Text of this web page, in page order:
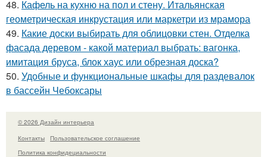
48. Кафель на кухню на пол и стену. Итальянская
геометрическая инкрустация или маркетри из мрамора
49. Какие доски выбирать для облицовки стен. Отделка
фасада деревом - какой материал выбрать: вагонка,
имитация бруса, блок хаус или обрезная доска?
50. Удобные и функциональные шкафы для раздевалок
в бассейн Чебоксары
© 2026 Дизайн интерьера
Контакты
Пользовательское соглашение
Политика конфидециальности